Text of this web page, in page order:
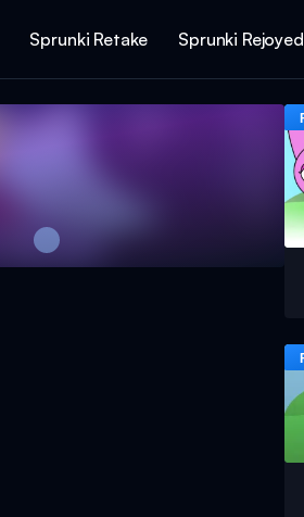
Sprunki Retake Sprunki Rejoyed